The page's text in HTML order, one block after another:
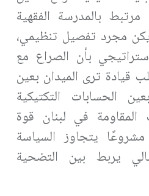
بالمدرسة الفقهية
يكن مجرد تفصيل تنظيمي،
بأن الصراع مع
قيادة ترى الميدان بعين
الحسابات التكتيكية
في لبنان قوة
مشروعًا يتجاوز السياسة
يربط بين التضحية